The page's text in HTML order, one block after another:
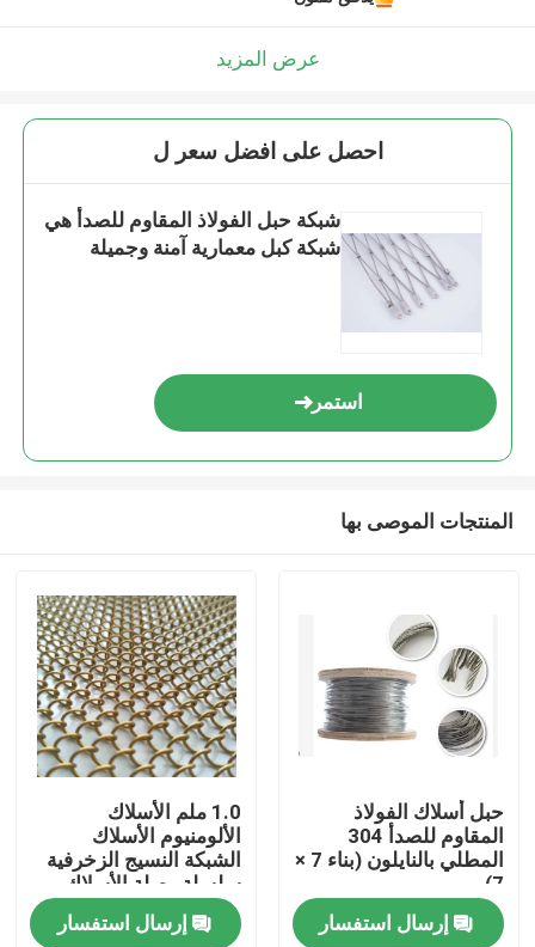
المنزل
عرض المزيد
احصل على افضل سعر ل
شبكة حبل الفولاذ المقاوم للصدأ هي
شبكة كبل معمارية آمنة وجميلة
استمر
المنتجات الموصى بها
حبل أسلاك الفولاذ
المقاوم للصدأ 304
المطلي بالنايلون (بناء 7 ×
7)
إرسال استفسار
1.0 ملم الأسلاك
الألومنيوم الأسلاك
الشبكة النسيج الزخرفية
سلسلة وصلة الأسلاك
الشبكة الستارة
إرسال استفسار